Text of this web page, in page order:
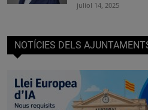
juliol 14, 2025
NOTÍCIES DELS